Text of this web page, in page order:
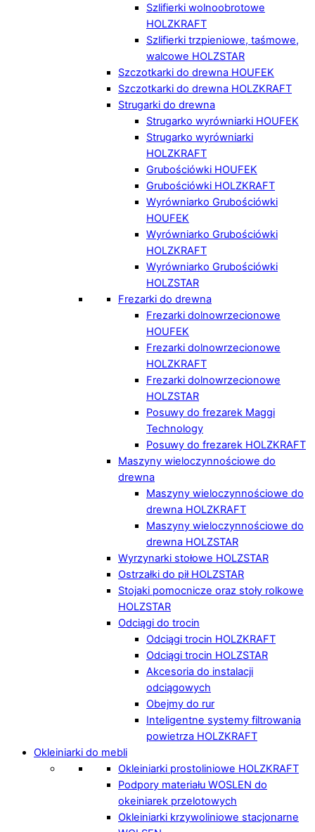
Szlifierki wolnoobrotowe
HOLZKRAFT
Szlifierki trzpieniowe, taśmowe,
walcowe HOLZSTAR
Szczotkarki do drewna HOUFEK
Szczotkarki do drewna HOLZKRAFT
Strugarki do drewna
Strugarko wyrówniarki HOUFEK
Strugarko wyrówniarki
HOLZKRAFT
Grubościówki HOUFEK
Grubościówki HOLZKRAFT
Wyrówniarko Grubościówki
HOUFEK
Wyrówniarko Grubościówki
HOLZKRAFT
Wyrówniarko Grubościówki
HOLZSTAR
Frezarki do drewna
Frezarki dolnowrzecionowe
HOUFEK
Frezarki dolnowrzecionowe
HOLZKRAFT
Frezarki dolnowrzecionowe
HOLZSTAR
Posuwy do frezarek Maggi
Technology
Posuwy do frezarek HOLZKRAFT
Maszyny wieloczynnościowe do
drewna
Maszyny wieloczynnościowe do
drewna HOLZKRAFT
Maszyny wieloczynnościowe do
drewna HOLZSTAR
Wyrzynarki stołowe HOLZSTAR
Ostrzałki do pił HOLZSTAR
Stojaki pomocnicze oraz stoły rolkowe
HOLZSTAR
Odciągi do trocin
Odciągi trocin HOLZKRAFT
Odciągi trocin HOLZSTAR
Akcesoria do instalacji
odciągowych
Obejmy do rur
Inteligentne systemy filtrowania
powietrza HOLZKRAFT
Okleiniarki do mebli
Okleiniarki prostoliniowe HOLZKRAFT
Podpory materiału WOSLEN do
okeiniarek przelotowych
Okleiniarki krzywoliniowe stacjonarne